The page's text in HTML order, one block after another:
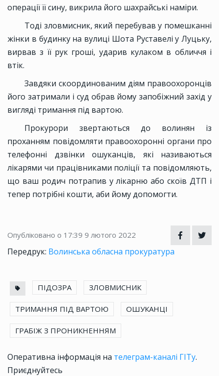
операції її сину, викрила його шахрайські наміри.
Тоді зловмисник, який перебував у помешканні
жінки в будинку на вулиці Шота Руставелі у Луцьку,
вирвав з її рук гроші, ударив кулаком в обличчя і
втік.
Завдяки скоординованим діям правоохоронців
його затримали і суд обрав йому запобіжний захід у
вигляді тримання під вартою.
Прокурори звертаються до волинян із
проханням повідомляти правоохоронні органи про
телефонні дзвінки ошуканців, які називаються
лікарями чи працівниками поліції та повідомляють,
що ваш родич потрапив у лікарню або скоїв ДТП і
тепер потрібні кошти, аби йому допомогти.
Опубліковано о 17:39 9 лютого 2022
Передрук: Волинська обласна прокуратура
ПІДОЗРА ЗЛОВМИСНИК
ТРИМАННЯ ПІД ВАРТОЮ ОШУКАНЦІ
ГРАБІЖ З ПРОНИКНЕННЯМ
Оперативна інформація на телеграм-каналі ГІТу.
Приєднуйтесь